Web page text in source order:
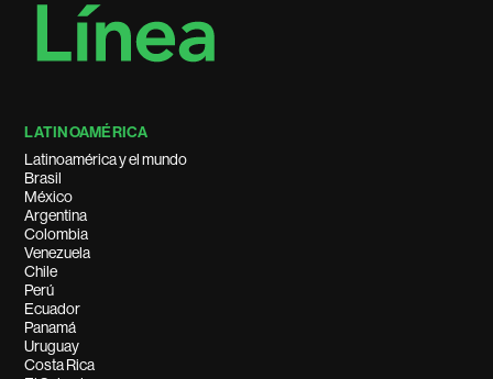
LATINOAMÉRICA
Latinoamérica y el mundo
Brasil
México
Argentina
Colombia
Venezuela
Chile
Perú
Ecuador
Panamá
Uruguay
Costa Rica